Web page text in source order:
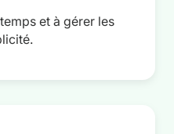
et à gérer les